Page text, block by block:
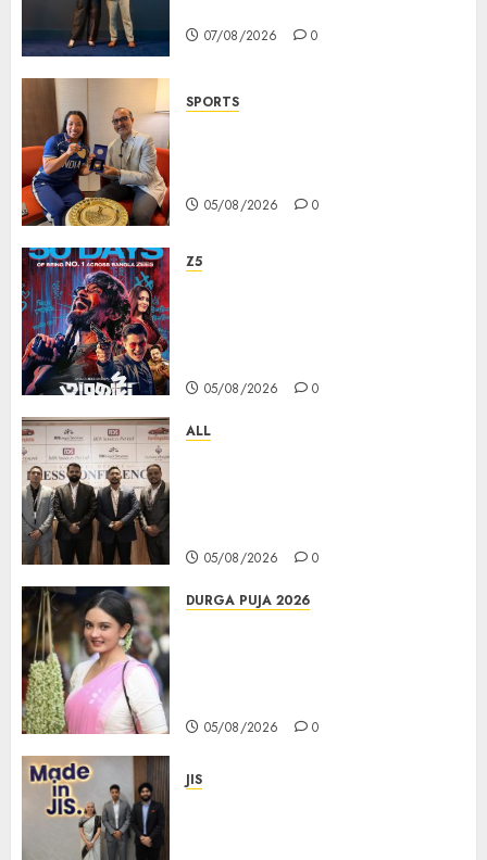
07/08/2026 0
SPORTS
05/08/2026 0
Z5
05/08/2026 0
ALL
05/08/2026 0
DURGA PUJA 2026
05/08/2026 0
JIS